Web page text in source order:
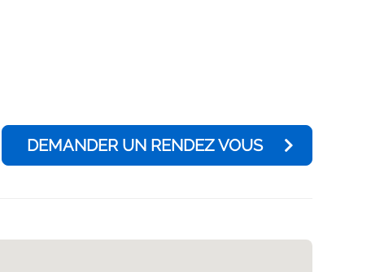
DEMANDER UN RENDEZ VOUS